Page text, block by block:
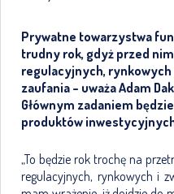
Prywatne towarzystwa
trudny rok, gdyż przed
regulacyjnych,
zaufania – uważa Adam
Głównym zadaniem
produktów
„To będzie rok trochę na
regulacyjnych, rynkowych i